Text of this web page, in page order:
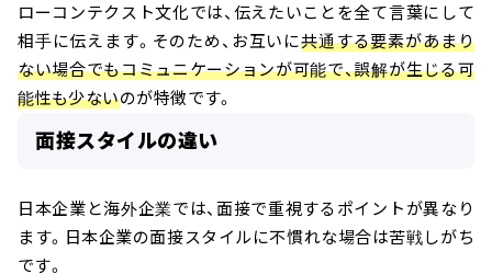
ローコンテクスト文化では、伝えたいことを全て言葉にして
相手に伝えます。そのため、お互いに共通する要素があまり
ない場合でもコミュニケーションが可能で、誤解が生じる可
能性も少ないのが特徴です。
面接スタイルの違い
日本企業と海外企業では、面接で重視するポイントが異なり
ます。日本企業の面接スタイルに不慣れな場合は苦戦しがち
です。